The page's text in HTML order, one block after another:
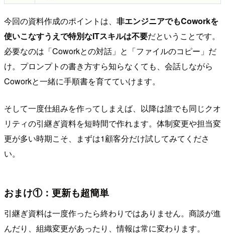
今回の資料作成のポイントは、 非エンジニアでもCoworkを
使いこなすうえで特別なITスキルは不要だということです。
必要なのは「Coworkとの対話」と「ファイルのコピー」だ
け。プロンプトの書き方すら知らなくても、会話しながら
Coworkと一緒に手順書を育てていけます。
そして一度仕組みを作ってしまえば、以降は誰でも同じクオ
リティの引継ぎ資料を短時間で作れます。体制変更や担当変
更が多い時期こそ、まずは1顧客分だけ試してみてくださ
い。
おまけ①：更新も超簡単
引継ぎ資料は一度作ったら終わりではありません。商談が進
んだり、組織変更があったり、情報は常に変わります。